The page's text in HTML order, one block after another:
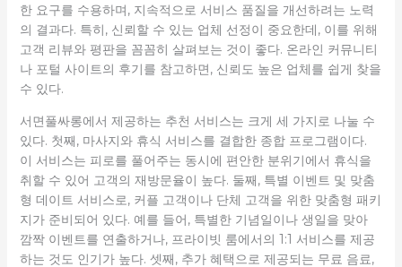
한 요구를 수용하며, 지속적으로 서비스 품질을 개선하려는 노력
의 결과다. 특히, 신뢰할 수 있는 업체 선정이 중요한데, 이를 위해
고객 리뷰와 평판을 꼼꼼히 살펴보는 것이 좋다. 온라인 커뮤니티
나 포털 사이트의 후기를 참고하면, 신뢰도 높은 업체를 쉽게 찾을
수 있다.
서면풀싸롱에서 제공하는 추천 서비스는 크게 세 가지로 나눌 수
있다. 첫째, 마사지와 휴식 서비스를 결합한 종합 프로그램이다.
이 서비스는 피로를 풀어주는 동시에 편안한 분위기에서 휴식을
취할 수 있어 고객의 재방문율이 높다. 둘째, 특별 이벤트 및 맞춤
형 데이트 서비스로, 커플 고객이나 단체 고객을 위한 맞춤형 패키
지가 준비되어 있다. 예를 들어, 특별한 기념일이나 생일을 맞아
깜짝 이벤트를 연출하거나, 프라이빗 룸에서의 1:1 서비스를 제공
하는 것도 인기가 높다. 셋째, 추가 혜택으로 제공되는 무료 음료,